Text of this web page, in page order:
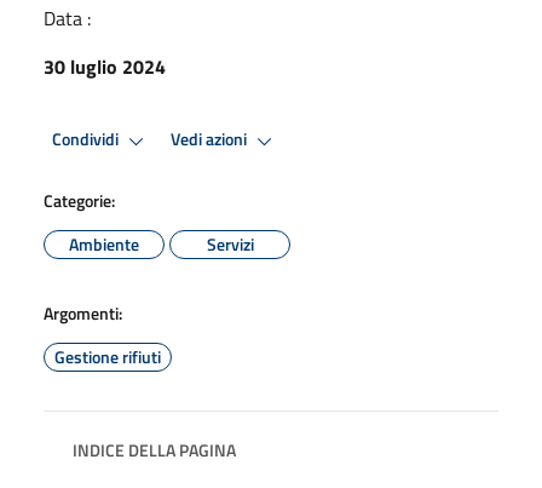
Data :
30 luglio 2024
Condividi Vedi azioni
Categorie:
Ambiente
Servizi
Argomenti:
Gestione rifiuti
INDICE DELLA PAGINA